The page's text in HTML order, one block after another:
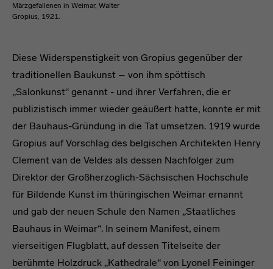
Diese Widerspenstigkeit von Gropius gegenüber der
traditionellen Baukunst – von ihm spöttisch
„Salonkunst“ genannt - und ihrer Verfahren, die er
publizistisch immer wieder geäußert hatte, konnte er mit
der Bauhaus-Gründung in die Tat umsetzen. 1919 wurde
Gropius auf Vorschlag des belgischen Architekten Henry
Clement van de Veldes als dessen Nachfolger zum
Direktor der Großherzoglich-Sächsischen Hochschule
für Bildende Kunst im thüringischen Weimar ernannt
und gab der neuen Schule den Namen „Staatliches
Bauhaus in Weimar“. In seinem Manifest, einem
vierseitigen Flugblatt, auf dessen Titelseite der
berühmte Holzdruck „Kathedrale“ von Lyonel Feininger
Märzgefallenen in Weimar, Walter
Gropius, 1921.